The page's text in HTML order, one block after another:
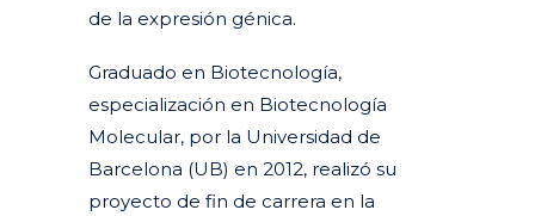
de la expresión génica.
Graduado en Biotecnología,
especialización en Biotecnología
Molecular, por la Universidad de
Barcelona (UB) en 2012, realizó su
proyecto de fin de carrera en la